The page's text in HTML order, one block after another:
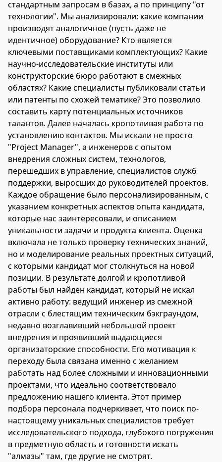
стандартным запросам в базах, а по принципу "от
технологии". Мы анализировали: какие компании
производят аналогичное (пусть даже не
идентичное) оборудование? Кто является
ключевыми поставщиками комплектующих? Какие
научно-исследовательские институты или
конструкторские бюро работают в смежных
областях? Какие специалисты публиковали статьи
или патенты по схожей тематике? Это позволило
составить карту потенциальных источников
талантов. Далее началась кропотливая работа по
установлению контактов. Мы искали не просто
"Project Manager", а инженеров с опытом
внедрения сложных систем, технологов,
перешедших в управление, специалистов служб
поддержки, выросших до руководителей проектов.
Каждое обращение было персонализированным, с
указанием конкретных аспектов опыта кандидата,
которые нас заинтересовали, и описанием
уникальности задачи и продукта клиента. Оценка
включала не только проверку технических знаний,
но и моделирование реальных проектных ситуаций,
с которыми кандидат мог столкнуться на новой
позиции. В результате долгой и кропотливой
работы был найден кандидат, который не искал
активно работу: ведущий инженер из смежной
отрасли с блестящим техническим бэкграундом,
недавно возглавивший небольшой проект
внедрения и проявивший выдающиеся
организаторские способности. Его мотивация к
переходу была связана именно с желанием
работать над более сложными и инновационными
проектами, что идеально соответствовало
предложению нашего клиента. Этот пример
подбора персонала подчеркивает, что поиск по-
настоящему уникальных специалистов требует
исследовательского подхода, глубокого погружения
в предметную область и готовности искать
"алмазы" там, где другие не смотрят.